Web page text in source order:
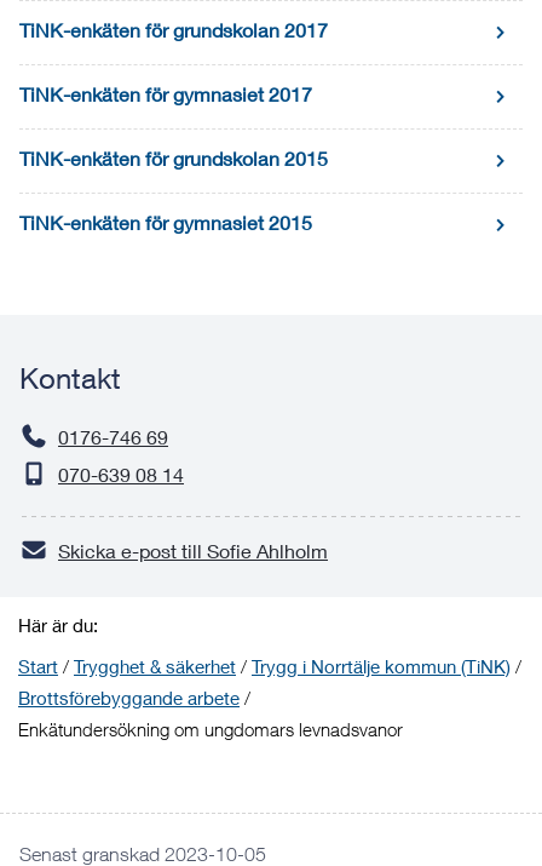
TiNK-enkäten för grundskolan 2017
TiNK-enkäten för gymnasiet 2017
TiNK-enkäten för grundskolan 2015
TiNK-enkäten för gymnasiet 2015
Kontakt
0176-746 69
070-639 08 14
Skicka e-post till Sofie Ahlholm
Här är du:
Start / Trygghet & säkerhet / Trygg i Norrtälje kommun (TiNK) /
Brottsförebyggande arbete /
Enkätundersökning om ungdomars levnadsvanor
Senast granskad 2023-10-05